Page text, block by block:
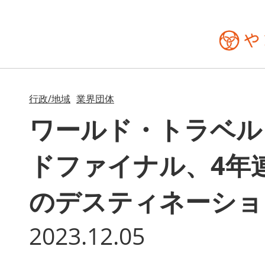
行政/地域 業界団体
ワールド・トラベ
ドファイナル、4
のデスティネーシ
2023.12.05